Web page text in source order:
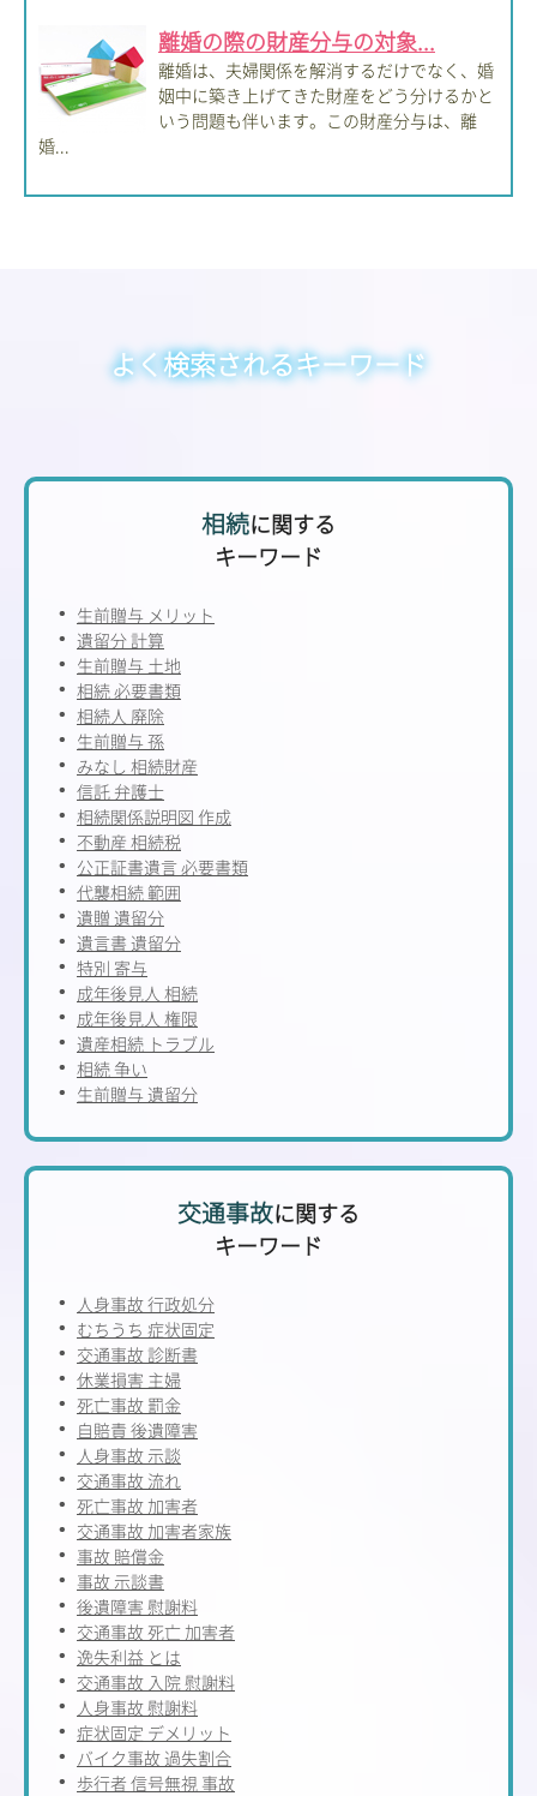
離婚の際の財産分与の対象...
離婚は、夫婦関係を解消するだけでなく、婚
姻中に築き上げてきた財産をどう分けるかと
いう問題も伴います。この財産分与は、離
婚...
よく検索されるキーワード
相続に関する
キーワード
生前贈与 メリット
遺留分 計算
生前贈与 土地
相続 必要書類
相続人 廃除
生前贈与 孫
みなし 相続財産
信託 弁護士
相続関係説明図 作成
不動産 相続税
公正証書遺言 必要書類
代襲相続 範囲
遺贈 遺留分
遺言書 遺留分
特別 寄与
成年後見人 相続
成年後見人 権限
遺産相続 トラブル
相続 争い
生前贈与 遺留分
交通事故に関する
キーワード
人身事故 行政処分
むちうち 症状固定
交通事故 診断書
休業損害 主婦
死亡事故 罰金
自賠責 後遺障害
人身事故 示談
交通事故 流れ
死亡事故 加害者
交通事故 加害者家族
事故 賠償金
事故 示談書
後遺障害 慰謝料
交通事故 死亡 加害者
逸失利益 とは
交通事故 入院 慰謝料
人身事故 慰謝料
症状固定 デメリット
バイク事故 過失割合
歩行者 信号無視 事故